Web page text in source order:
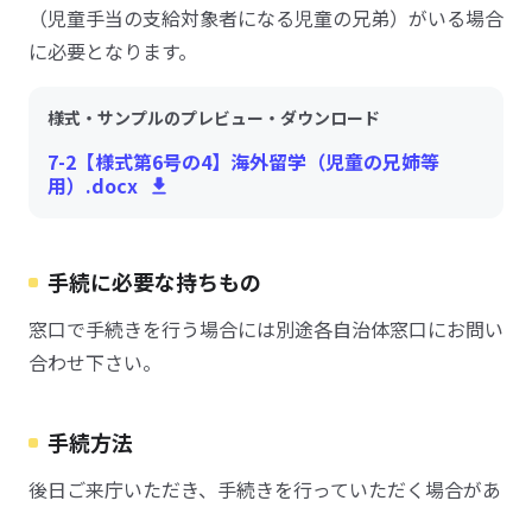
（児童手当の支給対象者になる児童の兄弟）がいる場合
に必要となります。
様式・サンプルのプレビュー・ダウンロード
7-2【様式第6号の4】海外留学（児童の兄姉等
用）.docx
手続に必要な持ちもの
窓口で手続きを行う場合には別途各自治体窓口にお問い
合わせ下さい。
手続方法
後日ご来庁いただき、手続きを行っていただく場合があ